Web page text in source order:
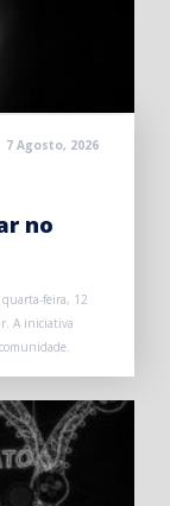
7 Agosto, 2026
no
feira, 12
A iniciativa